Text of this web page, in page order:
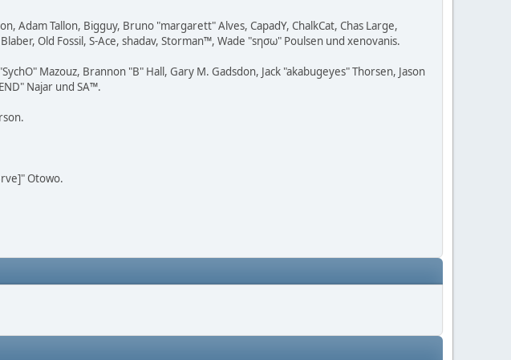
Adam Tallon, Bigguy, Bruno "margarett" Alves, CapadY, ChalkCat, Chas Large,
Old Fossil, S-Ace, shadav, Storman™, Wade "sησω" Poulsen und xenovanis.
Mazouz, Brannon "B" Hall, Gary M. Gadsdon, Jack "akabugeyes" Thorsen, Jason
Najar und SA™.
Otowo.